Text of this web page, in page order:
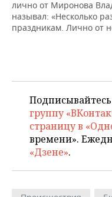
лично от Миронова
называл: «Несколько
праздникам. Лично от
группу
страницу в
времени».
«Дзене».